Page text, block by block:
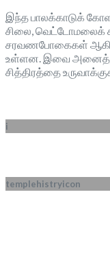
இந்த பாலக்காடுக்
சிலை, வெட்டோமலைக்
சரவணபோகைகள்
உள்ளன. இவை
சித்திரத்தை
i
templehistryicon